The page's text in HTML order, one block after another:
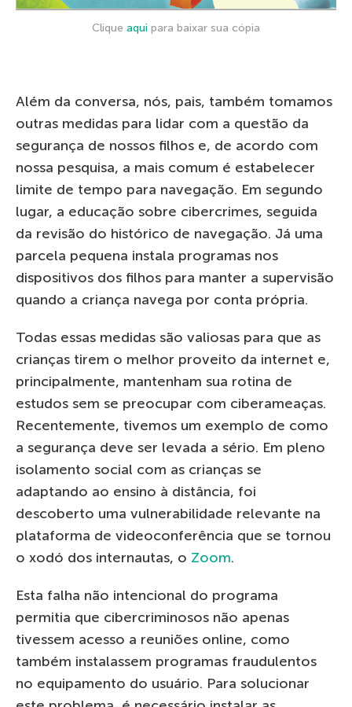
Clique aqui para baixar sua cópia
Além da conversa, nós, pais, também tomamos
outras medidas para lidar com a questão da
segurança de nossos filhos e, de acordo com
nossa pesquisa, a mais comum é estabelecer
limite de tempo para navegação. Em segundo
lugar, a educação sobre cibercrimes, seguida
da revisão do histórico de navegação. Já uma
parcela pequena instala programas nos
dispositivos dos filhos para manter a supervisão
quando a criança navega por conta própria.
Todas essas medidas são valiosas para que as
crianças tirem o melhor proveito da internet e,
principalmente, mantenham sua rotina de
estudos sem se preocupar com ciberameaças.
Recentemente, tivemos um exemplo de como
a segurança deve ser levada a sério. Em pleno
isolamento social com as crianças se
adaptando ao ensino à distância, foi
descoberto uma vulnerabilidade relevante na
plataforma de videoconferência que se tornou
o xodó dos internautas, o Zoom.
Esta falha não intencional do programa
permitia que cibercriminosos não apenas
tivessem acesso a reuniões online, como
também instalassem programas fraudulentos
no equipamento do usuário. Para solucionar